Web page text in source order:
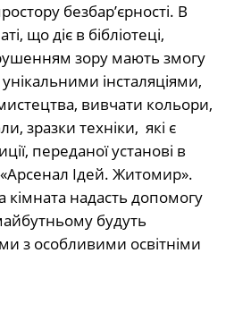
безбар’єрності. В
що діє в бібліотеці,
зору мають змогу
інсталяціями,
вивчати кольори,
зразки техніки, які є
переданої установі в
Ідей. Житомир».
кімната надасть допомогу
будуть
з особливими освітніми